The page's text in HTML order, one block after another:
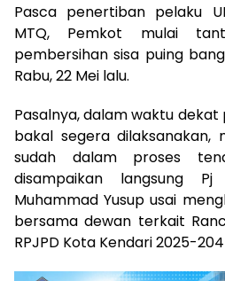
Pasca penertiban pelaku
MTQ, Pemkot mulai
pembersihan sisa puing
Rabu, 22 Mei lalu.
Pasalnya, dalam waktu
bakal segera dilaksanakan,
sudah dalam proses
disampaikan langsung
Muhammad Yusup usai
bersama dewan terkait
RPJPD Kota Kendari 2025-